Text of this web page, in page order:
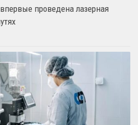
проведена лазерная